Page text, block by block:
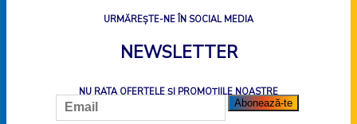
URMĂREȘTE-NE ÎN SOCIAL MEDIA
NEWSLETTER
NU RATA OFERTELE ȘI PROMOȚIILE NOASTRE